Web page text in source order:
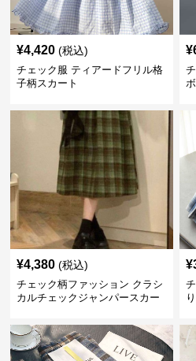
¥4,420 (税込)
チェック服 ティアードフリル格
子柄スカート
¥
¥4,380 (税込)
チェック柄ファッション クラシ
カルチェックジャンパースカー
¥